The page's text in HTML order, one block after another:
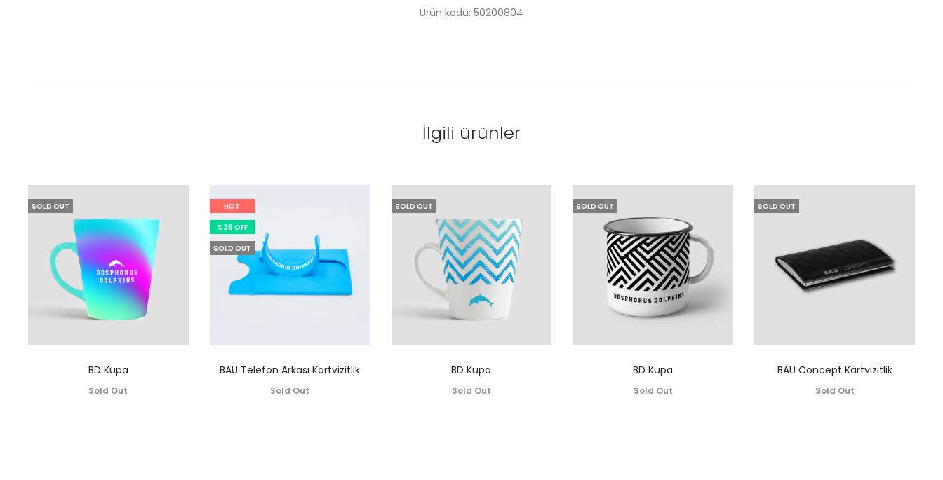
Ürün kodu: 50200804
İlgili ürünler
SOLD OUT
BD Kupa
Sold Out
HOT
%25 OFF
SOLD OUT
BAU Telefon Arkası Kartvizitlik
Sold Out
SOLD OUT
BD Kupa
Sold Out
SOLD OUT
BD Kupa
Sold Out
SOLD OUT
BAU Concept Kartvizitlik
Sold Out